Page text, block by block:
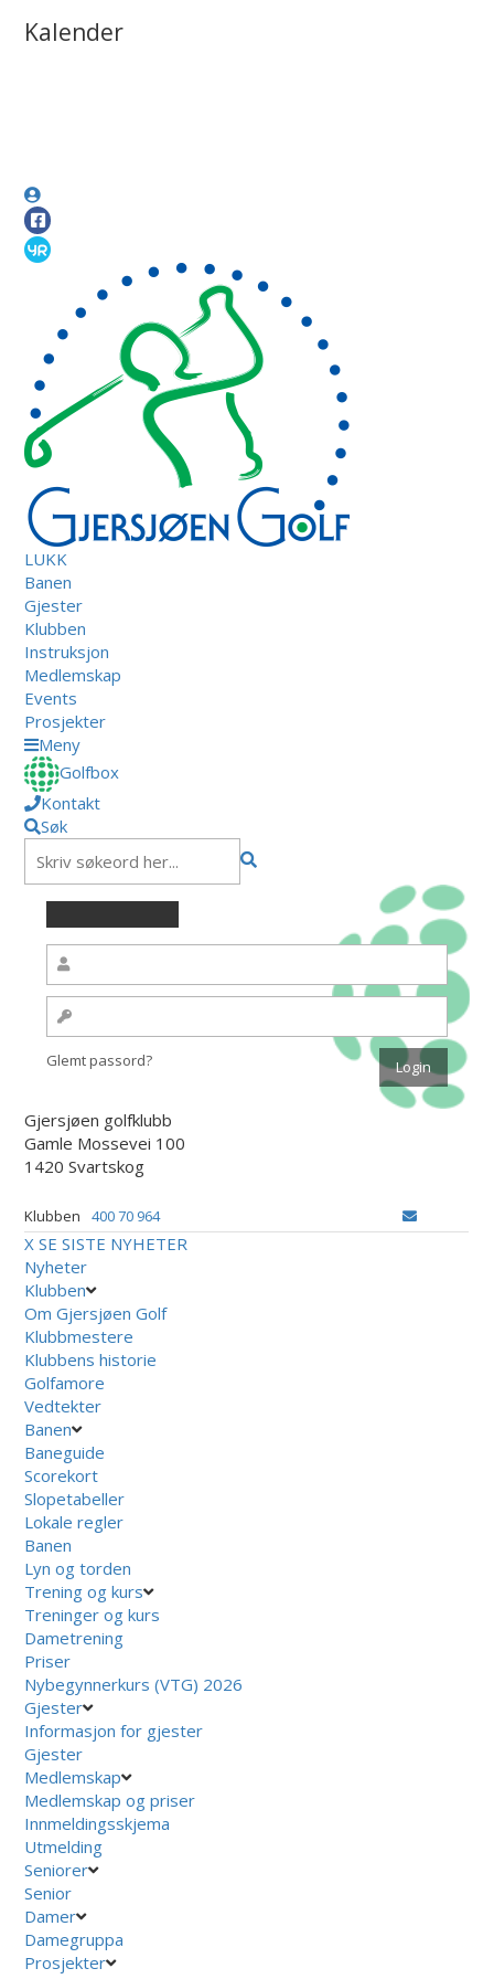
Kalender
LUKK
Banen
Gjester
Klubben
Instruksjon
Medlemskap
Events
Prosjekter
Meny
Golfbox
Kontakt
Søk
Glemt passord?
Gjersjøen golfklubb
Gamle Mossevei 100
1420 Svartskog
Klubben 400 70 964
X SE SISTE NYHETER
Nyheter
Klubben
Om Gjersjøen Golf
Klubbmestere
Klubbens historie
Golfamore
Vedtekter
Banen
Baneguide
Scorekort
Slopetabeller
Lokale regler
Banen
Lyn og torden
Trening og kurs
Treninger og kurs
Dametrening
Priser
Nybegynnerkurs (VTG) 2026
Gjester
Informasjon for gjester
Gjester
Medlemskap
Medlemskap og priser
Innmeldingsskjema
Utmelding
Seniorer
Senior
Damer
Damegruppa
Prosjekter